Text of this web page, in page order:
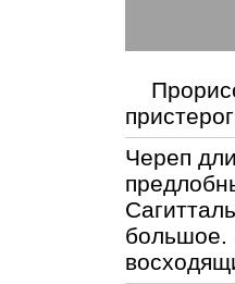
Череп
большое.